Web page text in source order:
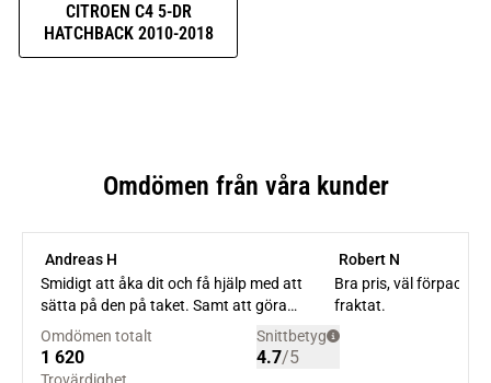
CITROEN C4 5-DR
HATCHBACK 2010-2018